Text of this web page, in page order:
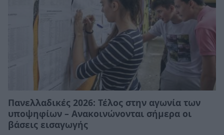
Πανελλαδικές 2026: Τέλος στην αγωνία των
υποψηφίων – Ανακοινώνονται σήμερα οι
βάσεις εισαγωγής